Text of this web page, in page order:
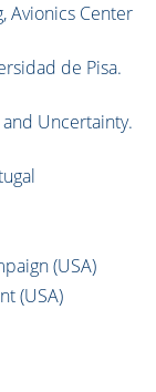
Avionics Center
de Pisa.
Uncertainty.
(USA)
(USA)